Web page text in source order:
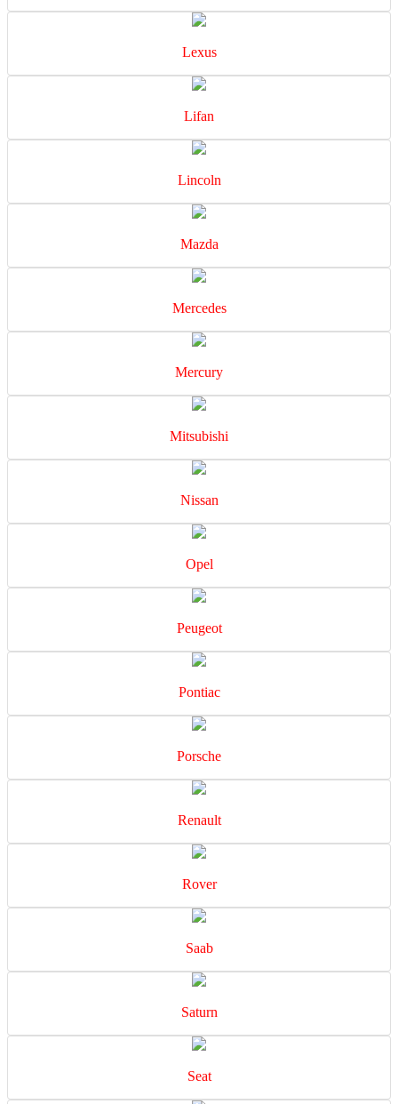
Lexus
Lifan
Lincoln
Mazda
Mercedes
Mercury
Mitsubishi
Nissan
Opel
Peugeot
Pontiac
Porsche
Renault
Rover
Saab
Saturn
Seat